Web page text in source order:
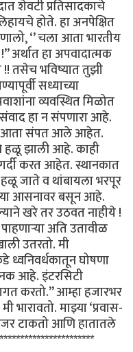
शेवटी प्रतिसादकाचे
होते. हा अनपेक्षित
‘’ चला आता भारतीय
अर्थात हा अपवादात्मक
तसेच भविष्यात तुझी
सध्याच्या
व्यवस्थित मिळोत
संवाद हा न संपणारा आहे.
आता संपत आले आहेत.
हळू झाली आहे. काही
गर्दी करत आहेत. स्थानकात
जाते व थांबायला भरपूर
आसनावर बसून आहे.
खरे तर उठवत नाहीये !
अति उतावीळ
उतरतो. मी
घोषणा
आहे. इंटरसिटी
करतो.’’ आम्हा हजारभर
माझ्या ‘प्रवास-
टाकतो आणि हातातले